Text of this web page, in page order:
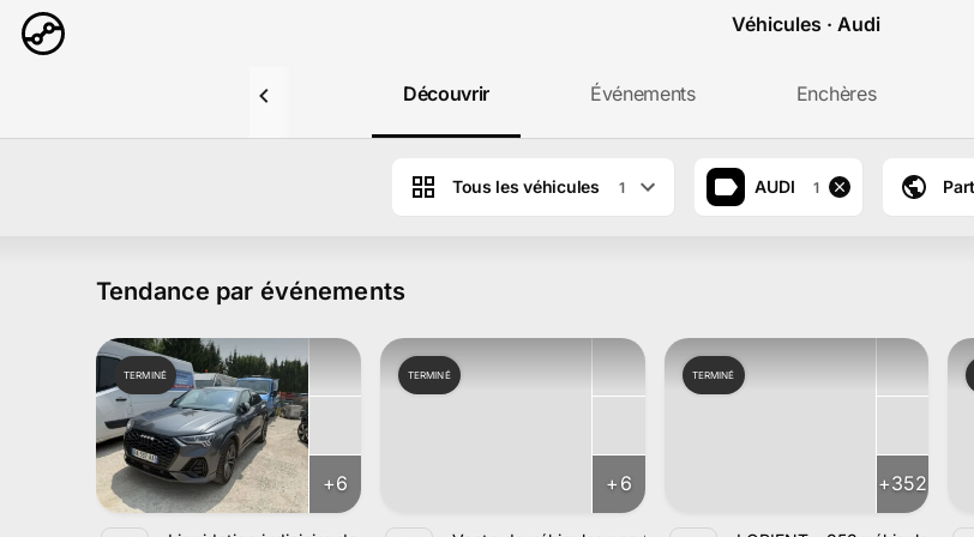
Aller au contenu principal
Véhicules · Audi
Découvrir Événements Enchères
Tous les véhicules 1 AUDI 1
Tendance par événements
TERMINÉ
+6
TERMINÉ
+ 6
TERMINÉ
+352